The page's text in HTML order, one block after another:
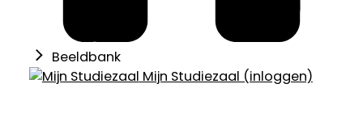
Beeldbank
Mijn Studiezaal (inloggen)